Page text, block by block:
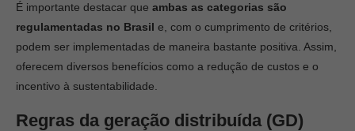
É importante destacar que ambas as categorias são
regulamentadas no Brasil e, com o cumprimento de critérios,
podem ser implementadas de maneira bastante positiva. Assim,
oferecem diversos benefícios como a redução de custos e o
incentivo à sustentabilidade.
Regras da geração distribuída (GD)